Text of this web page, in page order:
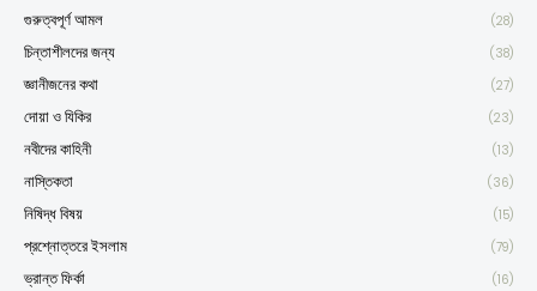
গুরুত্বপূর্ণ আমল (28)
চিন্তাশীলদের জন্য (38)
জ্ঞানীজনের কথা (27)
দোয়া ও যিকির (23)
নবীদের কাহিনী (13)
নাস্তিকতা (36)
নিষিদ্ধ বিষয় (15)
প্রশ্নোত্তরে ইসলাম (79)
ভ্রান্ত ফির্কা (16)